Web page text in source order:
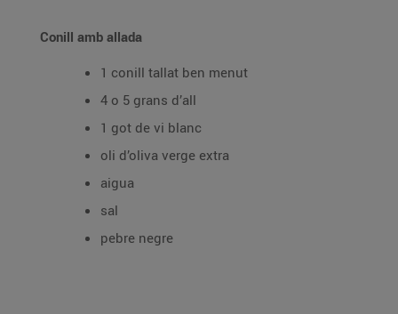
Conill amb allada
1 conill tallat ben menut
4 o 5 grans d’all
1 got de vi blanc
oli d’oliva verge extra
aigua
sal
pebre negre